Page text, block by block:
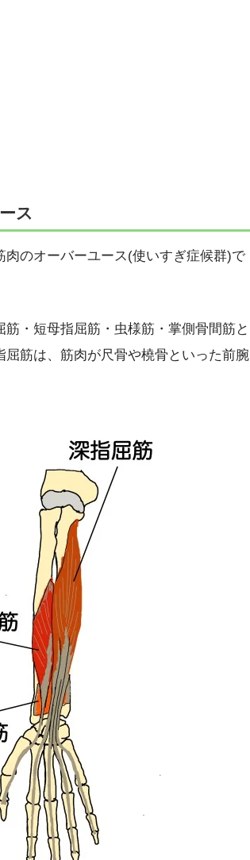
ス
のオーバーユース(使いすぎ症候群)で
・短母指屈筋・虫様筋・掌側骨間筋と
筋は、筋肉が尺骨や橈骨といった前腕